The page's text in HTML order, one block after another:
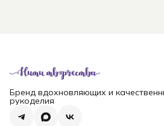
Бренд вдохновляющих и
рукоделия